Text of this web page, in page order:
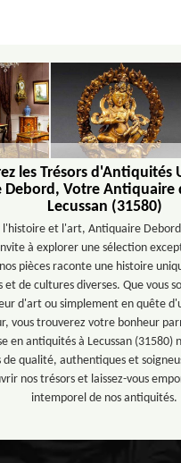
les Trésors d'Antiquités
Votre Antiquaire
Lecussan (31580)
l'histoire et l'art, Antiquaire
à explorer une sélection
pièces raconte une histoire
et de cultures diverses. Que vous
d'art ou simplement en quête
vous trouverez votre bonheur
en antiquités à Lecussan (31580)
qualité, authentiques et
nos trésors et laissez-vous
intemporel de nos antiquités.